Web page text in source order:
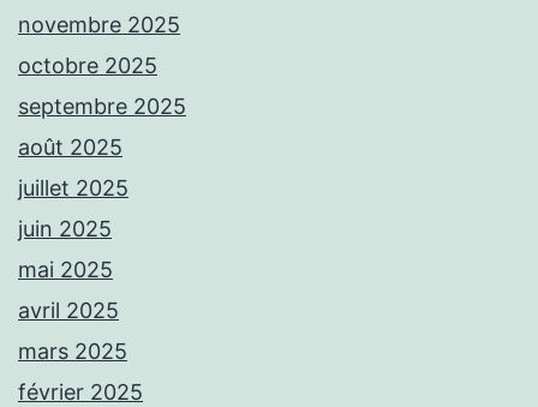
novembre 2025
octobre 2025
septembre 2025
août 2025
juillet 2025
juin 2025
mai 2025
avril 2025
mars 2025
février 2025